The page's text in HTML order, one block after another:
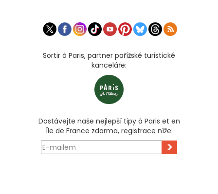
Sortir à Paris, partner pařížské turistické
kanceláře:
Dostávejte naše nejlepší tipy à Paris et en
Île de France zdarma, registrace níže:
>